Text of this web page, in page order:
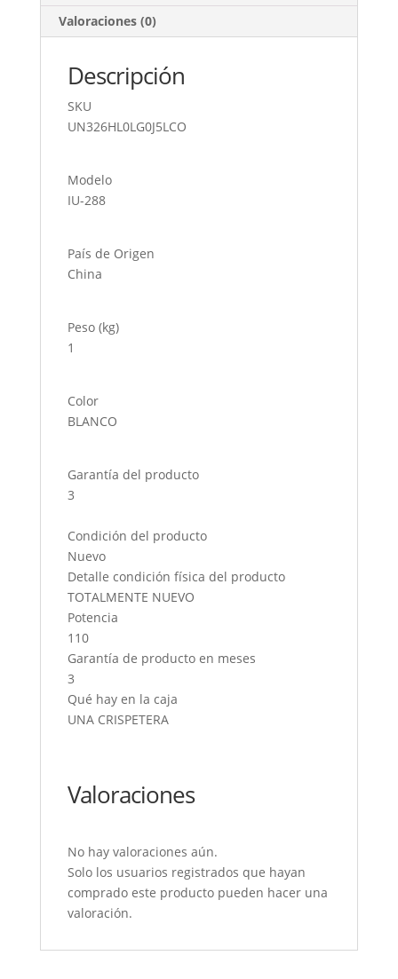
Valoraciones (0)
Descripción
SKU
UN326HL0LG0J5LCO
Modelo
IU-288
País de Origen
China
Peso (kg)
1
Color
BLANCO
Garantía del producto
3
Condición del producto
Nuevo
Detalle condición física del producto
TOTALMENTE NUEVO
Potencia
110
Garantía de producto en meses
3
Qué hay en la caja
UNA CRISPETERA
Valoraciones
No hay valoraciones aún.
Solo los usuarios registrados que hayan
comprado este producto pueden hacer una
valoración.